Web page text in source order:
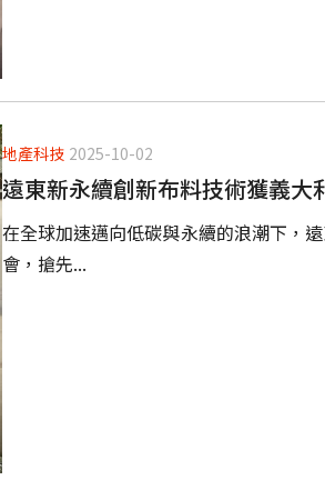
地產科技 2025-10-02
遠東新永續創新布料技術獲義大
在全球加速邁向低碳與永續的浪潮下，
會，搶先...